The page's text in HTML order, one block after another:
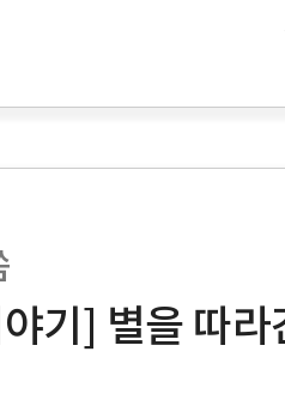
기] 별을 따라